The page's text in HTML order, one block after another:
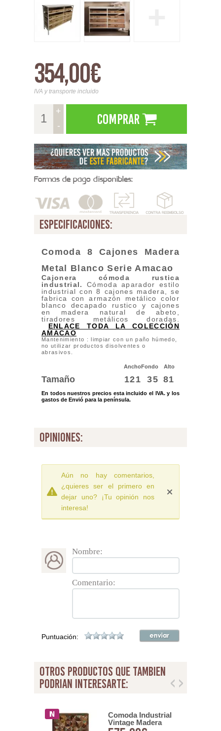
354,00€
IVA y transporte incluido
+
-
Comprar
Formas de pago disponibles:
especificaciones:
Comoda 8 Cajones Madera
Metal BlancoSerie Amacao
Cajonera cómoda rustica
industrial. Cómoda aparador estilo
industrial con 8 cajones madera, se
fabrica con armazón metálico color
blanco decapado rustico y cajones
en madera natural de abeto,
tiradores metálicos doradas.
ENLACE TODA LA COLECCIÓN
AMACAO
Mantenimiento : limpiar con un paño húmedo,
no utilizar productos disolventes o
abrasivos.
AnchoFondo Alto
Tamaño 121 35 81
En todos nuestros precios esta incluido el IVA. y los
gastos de Envió para la península.
opiniones:
Aún no hay comentarios,
¿quieres ser el primero en
dejar uno? ¡Tu opinión nos
interesa!
Nombre:
Comentario:
Puntuación:
otros productos que tambien
podrian interesarte:
Comoda Industrial
Vintage Madera